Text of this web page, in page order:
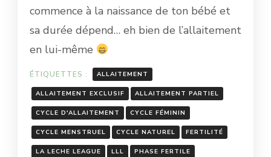
–
MON
commence à la naissance de ton bébé et
sa durée dépend… eh bien de l’allaitement
en lui-même
ÉTIQUETTES : ALLAITEMENT
ALLAITEMENT EXCLUSIF ALLAITEMENT PARTIEL
CYCLE D'ALLAITEMENT CYCLE FÉMININ
CYCLE MENSTRUEL CYCLE NATUREL FERTILITÉ
LA LECHE LEAGUE LLL PHASE FERTILE